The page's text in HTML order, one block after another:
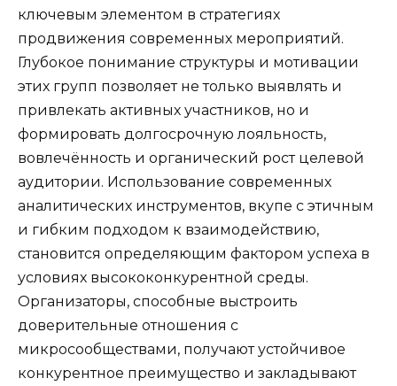
ключевым элементом в стратегиях
продвижения современных мероприятий.
Глубокое понимание структуры и мотивации
этих групп позволяет не только выявлять и
привлекать активных участников, но и
формировать долгосрочную лояльность,
вовлечённость и органический рост целевой
аудитории. Использование современных
аналитических инструментов, вкупе с этичным
и гибким подходом к взаимодействию,
становится определяющим фактором успеха в
условиях высококонкурентной среды.
Организаторы, способные выстроить
доверительные отношения с
микросообществами, получают устойчивое
конкурентное преимущество и закладывают